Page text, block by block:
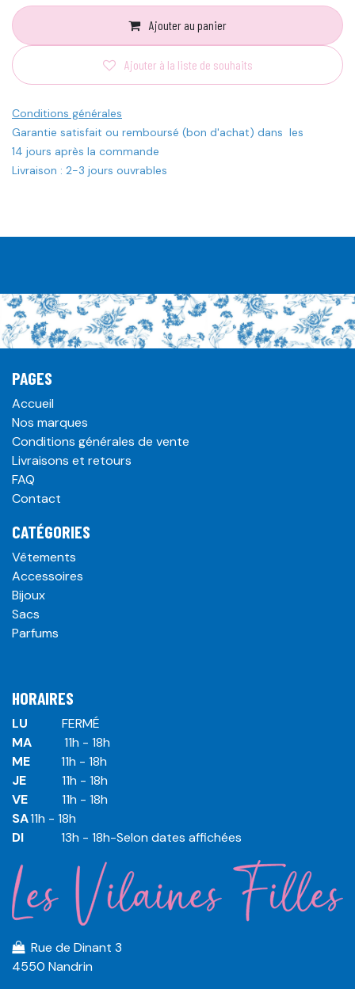
Ajouter au panier
Ajouter à la liste de souhaits
Conditions générales
Garantie satisfait ou remboursé (bon d'achat) dans les
14 jours après la commande
Livraison : 2-3 jours ouvrables
PAGES
Accueil
Nos marques
Conditions générales de vente
Livraisons et retours
FAQ
Contact
CATÉGORIES
Vêtements
Accessoires
Bijoux
Sacs
Parfums
HORAIRES
LU
​ ​FERMÉ
MA
​11h - 18h
ME
​11h - 18h
JE
​​11h - 18h
VE
​​​11h - 18h
SA​​​11h - 18h
DI
​​​ 13h - 18h-Selon dates affichées
Rue de Dinant 3
4550 Nandrin